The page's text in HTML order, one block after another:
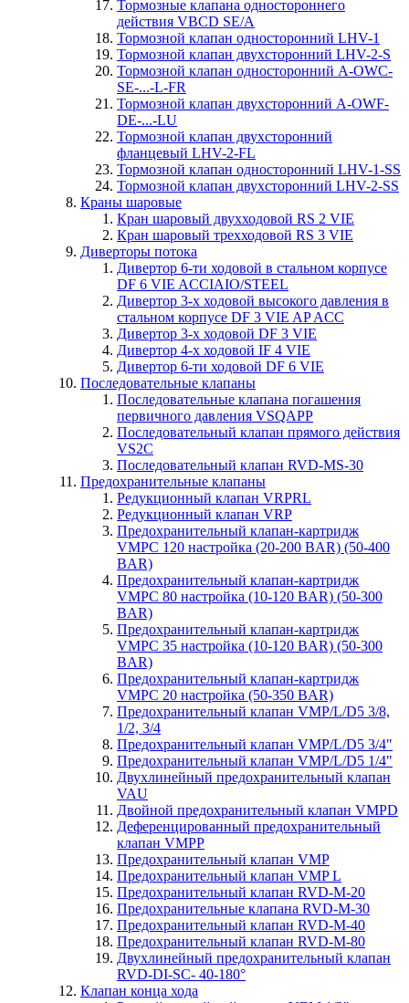
Тормозные клапана одностороннего
действия VBCD SE/A
Тормозной клапан односторонний LHV-1
Тормозной клапан двухсторонний LHV-2-S
Тормозной клапан односторонний A-OWC-
SE-...-L-FR
Тормозной клапан двухсторонний A-OWF-
DE-...-LU
Тормозной клапан двухсторонний
фланцевый LHV-2-FL
Тормозной клапан односторонний LHV-1-SS
Тормозной клапан двухсторонний LHV-2-SS
Краны шаровые
Кран шаровый двухходовой RS 2 VIE
Кран шаровый трехходовой RS 3 VIE
Диверторы потока
Дивертор 6-ти ходовой в стальном корпусе
DF 6 VIE ACCIAIO/STEEL
Дивертор 3-х ходовой высокого давления в
стальном корпусе DF 3 VIE AP ACC
Дивертор 3-х ходовой DF 3 VIE
Дивертор 4-х ходовой IF 4 VIE
Дивертор 6-ти ходовой DF 6 VIE
Последовательные клапаны
Последовательные клапана погашения
первичного давления VSQAPP
Последовательный клапан прямого действия
VS2C
Последовательный клапан RVD-MS-30
Предохранительные клапаны
Редукционный клапан VRPRL
Редукционный клапан VRP
Предохранительный клапан-картридж
VMPC 120 настройка (20-200 BAR) (50-400
BAR)
Предохранительный клапан-картридж
VMPC 80 настройка (10-120 BAR) (50-300
BAR)
Предохранительный клапан-картридж
VMPC 35 настройка (10-120 BAR) (50-300
BAR)
Предохранительный клапан-картридж
VMPC 20 настройка (50-350 BAR)
Предохранительный клапан VMP/L/D5 3/8,
1/2, 3/4
Предохранительный клапан VMP/L/D5 3/4"
Предохранительный клапан VMP/L/D5 1/4"
Двухлинейный предохранительный клапан
VAU
Двойной предохранительный клапан VMPD
Деференцированный предохранительный
клапан VMPP
Предохранительный клапан VMP
Предохранительный клапан VMP L
Предохранительный клапан RVD-M-20
Предохранительные клапана RVD-M-30
Предохранительный клапан RVD-M-40
Предохранительный клапан RVD-M-80
Двухлинейный предохранительный клапан
RVD-DI-SC- 40-180°
Клапан конца хода